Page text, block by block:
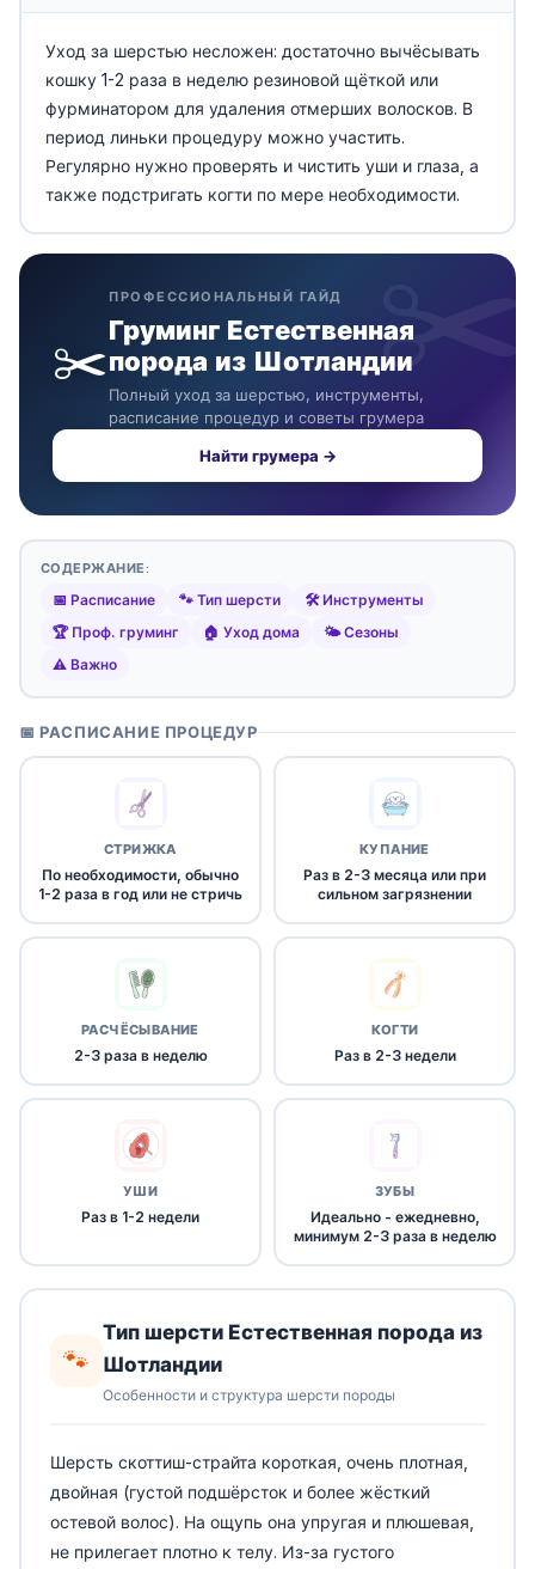
Уход за шерстью несложен: достаточно вычёсывать
кошку 1-2 раза в неделю резиновой щёткой или
фурминатором для удаления отмерших волосков. В
период линьки процедуру можно участить.
Регулярно нужно проверять и чистить уши и глаза, а
также подстригать когти по мере необходимости.
✂️
ПРОФЕССИОНАЛЬНЫЙ ГАЙД
Груминг Естественная
порода из Шотландии
Полный уход за шерстью, инструменты,
расписание процедур и советы грумера
Найти грумера →
СОДЕРЖАНИЕ:
📅 Расписание 🐾 Тип шерсти
🛠️ Инструменты
🏆 Проф. груминг
🏠 Уход дома
🌤️ Сезоны
⚠️ Важно
📅 РАСПИСАНИЕ ПРОЦЕДУР
СТРИЖКА
По необходимости, обычно
1-2 раза в год или не стричь
КУПАНИЕ
Раз в 2-3 месяца или при
сильном загрязнении
РАСЧЁСЫВАНИЕ
2-3 раза в неделю
КОГТИ
Раз в 2-3 недели
УШИ
Раз в 1-2 недели
ЗУБЫ
Идеально - ежедневно,
минимум 2-3 раза в неделю
🐾
Тип шерсти Естественная порода из
Шотландии
Особенности и структура шерсти породы
Шерсть скоттиш-страйта короткая, очень плотная,
двойная (густой подшёрсток и более жёсткий
остевой волос). На ощупь она упругая и плюшевая,
не прилегает плотно к телу. Из-за густого